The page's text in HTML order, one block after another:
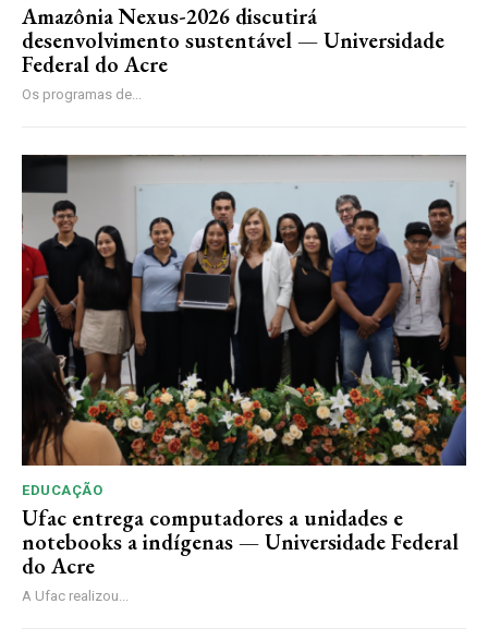
Amazônia Nexus-2026 discutirá
desenvolvimento sustentável — Universidade
Federal do Acre
Os programas de...
EDUCAÇÃO
Ufac entrega computadores a unidades e
notebooks a indígenas — Universidade Federal
do Acre
A Ufac realizou...